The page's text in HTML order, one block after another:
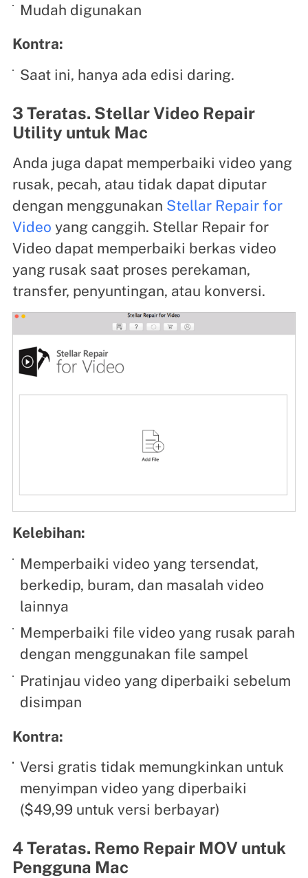
Mudah digunakan
Kontra:
Saat ini, hanya ada edisi daring.
3 Teratas. Stellar Video Repair
Utility untuk Mac
Anda juga dapat memperbaiki video yang
rusak, pecah, atau tidak dapat diputar
dengan menggunakan Stellar Repair for
Video yang canggih. Stellar Repair for
Video dapat memperbaiki berkas video
yang rusak saat proses perekaman,
transfer, penyuntingan, atau konversi.
Kelebihan:
Memperbaiki video yang tersendat,
berkedip, buram, dan masalah video
lainnya
Memperbaiki file video yang rusak parah
dengan menggunakan file sampel
Pratinjau video yang diperbaiki sebelum
disimpan
Kontra:
Versi gratis tidak memungkinkan untuk
menyimpan video yang diperbaiki
($49,99 untuk versi berbayar)
4 Teratas. Remo Repair MOV untuk
Pengguna Mac